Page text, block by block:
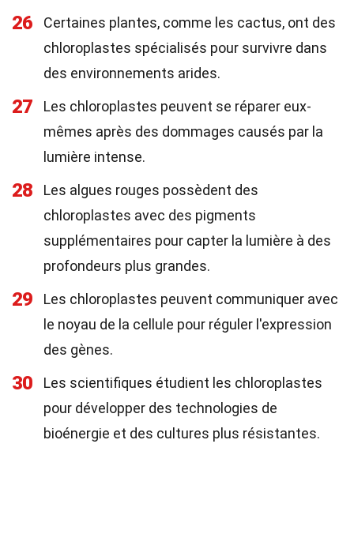
26
Certaines plantes, comme les cactus, ont des
chloroplastes spécialisés pour survivre dans
des environnements arides.
27
Les chloroplastes peuvent se réparer eux-
mêmes après des dommages causés par la
lumière intense.
28
Les algues rouges possèdent des
chloroplastes avec des pigments
supplémentaires pour capter la lumière à des
profondeurs plus grandes.
29
Les chloroplastes peuvent communiquer avec
le noyau de la cellule pour réguler l'expression
des gènes.
30
Les scientifiques étudient les chloroplastes
pour développer des technologies de
bioénergie et des cultures plus résistantes.